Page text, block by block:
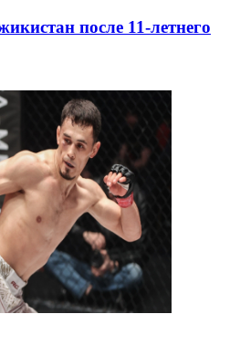
после 11-летнего